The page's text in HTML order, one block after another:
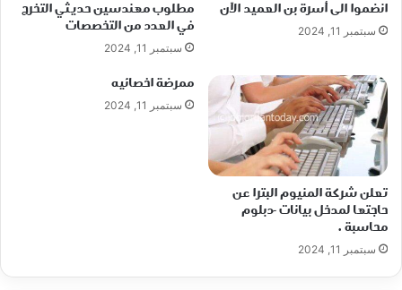
انضموا الى أسرة بن العميد الآن
سبتمبر 11, 2024
مطلوب مهندسين حديثي التخرج
في العدد من التخصصات
سبتمبر 11, 2024
تعلن شركة المنيوم البترا عن
حاجتها لمدخل بيانات -دبلوم
محاسبة .
سبتمبر 11, 2024
ممرضة اخصائيه
سبتمبر 11, 2024